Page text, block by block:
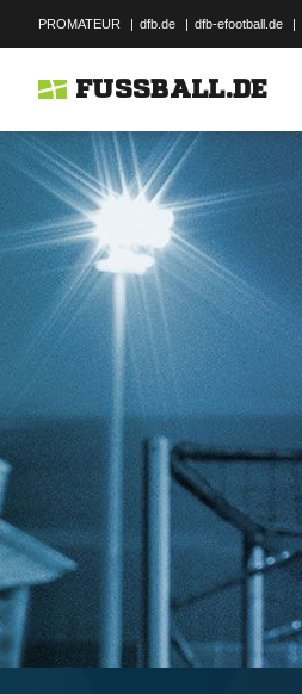
PROMATEUR | dfb.de | dfb-efootball.de |
FUSSBALL.DE